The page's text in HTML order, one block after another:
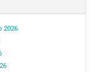
2026